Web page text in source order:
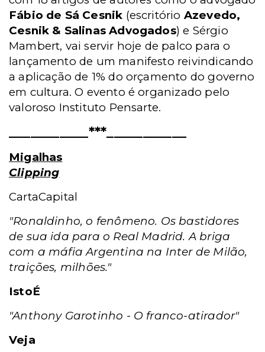
Fábio de Sá Cesnik (escritório Azevedo,
Cesnik & Salinas Advogados) e Sérgio
Mambert, vai servir hoje de palco para o
lançamento de um manifesto reivindicando
a aplicação de 1% do orçamento do governo
em cultura. O evento é organizado pelo
valoroso Instituto Pensarte.
___________***___________
Migalhas
Clipping
CartaCapital
"Ronaldinho, o fenômeno. Os bastidores
de sua ida para o Real Madrid. A briga
com a máfia Argentina na Inter de Milão,
traições, milhões."
IstoÉ
"Anthony Garotinho - O franco-atirador"
Veja